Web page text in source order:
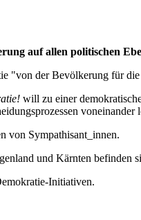
auf allen politischen
"von der Bevölkerung für
will zu einer
voneinander
von Sympathisant_innen.
und Kärnten befinden
Initiativen.